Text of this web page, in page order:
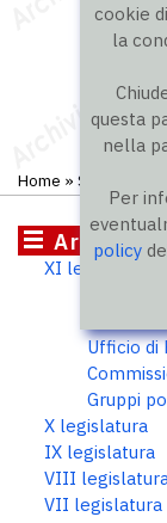
cookie
la
questa
nella
Per
policy
Home » Storico
Archivio
XI legislatura
Ufficio di
Gruppi
X legislatura
IX legislatura
VIII
VII legislatura